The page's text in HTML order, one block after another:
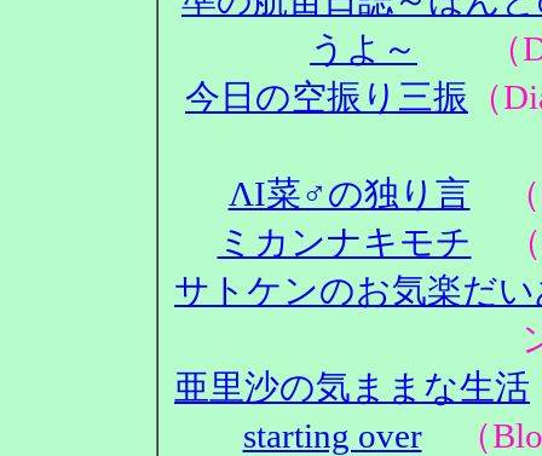
うよ～
（
今日の空振り三振 （
ΛΙ菜♂の独り言 （
ミカンナキモチ （
サトケンのお気楽だ
亜里沙の気ままな生活
starting over（